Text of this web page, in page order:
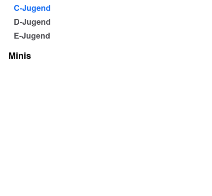
C-Jugend
D-Jugend
E-Jugend
Minis